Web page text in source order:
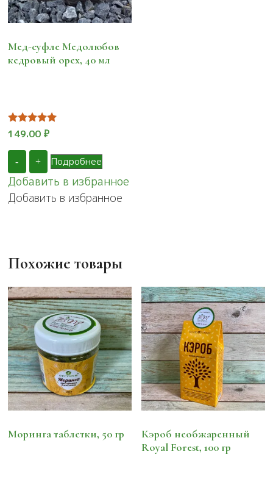
Мед-суфле Медолюбов
кедровый орех, 40 мл
Оценка
5.00
из 5
149.00 ₽
- + Подробнее
Добавить в избранное
Добавить в избранное
Похожие товары
Моринга таблетки, 50 гр
Кэроб необжаренный
Royal Forest, 100 гр